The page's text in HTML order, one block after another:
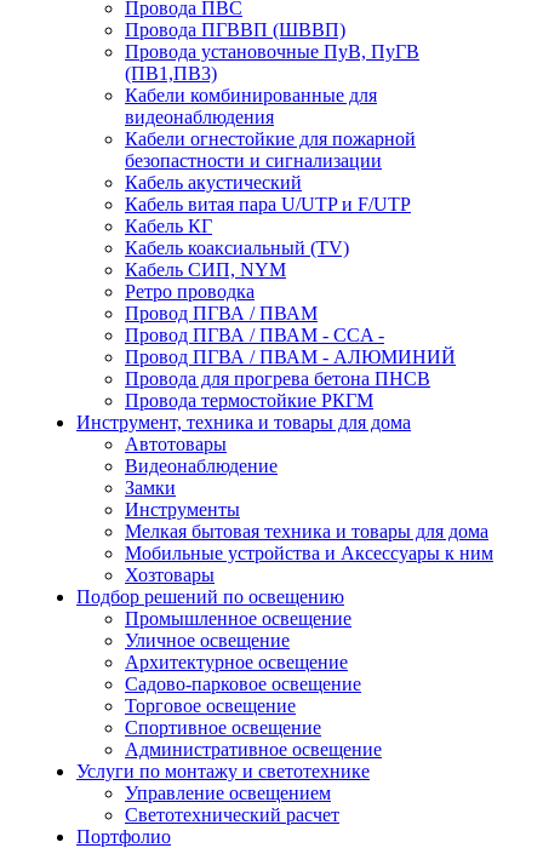
Провода ПВС
Провода ПГВВП (ШВВП)
Провода установочные ПуВ, ПуГВ
(ПВ1,ПВ3)
Кабели комбинированные для
видеонаблюдения
Кабели огнестойкие для пожарной
безопастности и сигнализации
Кабель акустический
Кабель витая пара U/UTP и F/UTP
Кабель КГ
Кабель коаксиальный (TV)
Кабель СИП, NYM
Ретро проводка
Провод ПГВА / ПВАМ
Провод ПГВА / ПВАМ - CCA -
Провод ПГВА / ПВАМ - АЛЮМИНИЙ
Провода для прогрева бетона ПНСВ
Провода термостойкие РКГМ
Инструмент, техника и товары для дома
Автотовары
Видеонаблюдение
Замки
Инструменты
Мелкая бытовая техника и товары для дома
Мобильные устройства и Аксессуары к ним
Хозтовары
Подбор решений по освещению
Промышленное освещение
Уличное освещение
Архитектурное освещение
Садово-парковое освещение
Торговое освещение
Спортивное освещение
Административное освещение
Услуги по монтажу и светотехнике
Управление освещением
Светотехнический расчет
Портфолио